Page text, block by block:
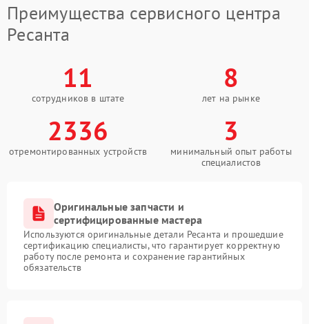
Преимущества сервисного центра
Ресанта
11
сотрудников в штате
8
лет на рынке
2336
отремонтированных устройств
3
минимальный опыт работы
специалистов
Оригинальные запчасти и
сертифицированные мастера
Используются оригинальные детали Ресанта и прошедшие
сертификацию специалисты, что гарантирует корректную
работу после ремонта и сохранение гарантийных
обязательств